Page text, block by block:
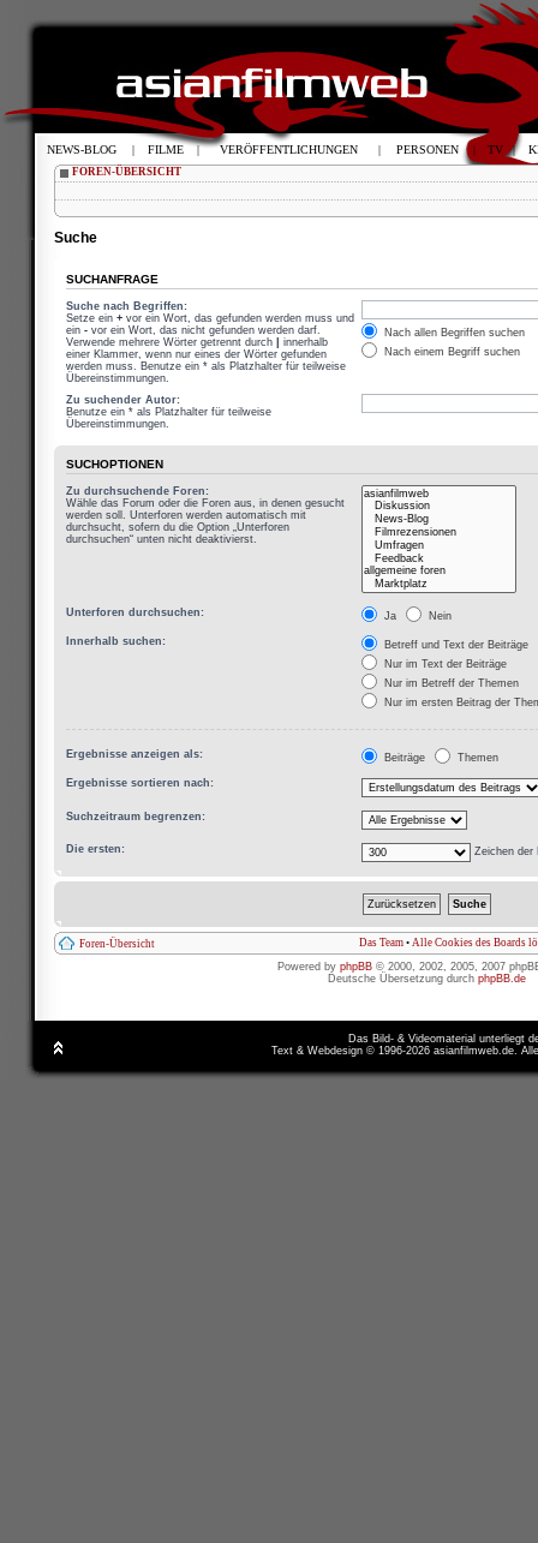
FOREN-ÜBERSICHT
Suche
SUCHANFRAGE
Suche nach Begriffen:
Setze ein + vor ein Wort, das gefunden werden muss und
ein - vor ein Wort, das nicht gefunden werden darf.
Verwende mehrere Wörter getrennt durch
innerhalb
einer Klammer, wenn nur eines der Wörter gefunden
werden muss. Benutze ein * als Platzhalter für teilweise
Übereinstimmungen.
Nach allen Begriffen suchen
Nach einem Begriff suchen
Zu suchender Autor:
Benutze ein * als Platzhalter für teilweise
Übereinstimmungen.
SUCHOPTIONEN
Zu durchsuchende Foren:
Wähle das Forum oder die Foren aus, in denen gesucht
werden soll. Unterforen werden automatisch mit
durchsucht, sofern du die Option „Unterforen
durchsuchen“ unten nicht deaktivierst.
Unterforen durchsuchen: Ja Nein
Innerhalb suchen:
Betreff und Text der Beiträge
Nur im Text der Beiträge
Nur im Betreff der Themen
Nur im ersten Beitrag der
Ergebnisse anzeigen als: Beiträge Themen
Ergebnisse sortieren nach:
Suchzeitraum begrenzen:
Die ersten: Zeichen der
Foren-Übersicht Das Team • Alle Cookies des Boards
Powered by phpBB © 2000, 2002, 2005, 2007
Deutsche Übersetzung durch phpBB.de
Das Bild- & Videomaterial unterliegt
Text & Webdesign © 1996-2026 asianfilmweb.de.
NEWS-BLOG | FILME | VERÖFFENTLICHUNGEN | PERSONEN | TV |